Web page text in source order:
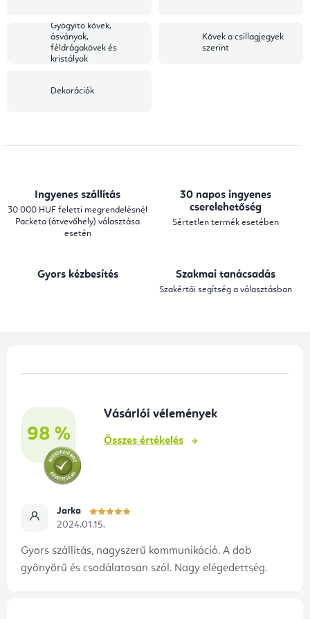
Gyógyító kövek,
ásványok,
féldrágakövek és
kristályok
Kövek a csillagjegyek
szerint
Dekorációk
Ingyenes szállítás
30 000 HUF feletti megrendelésnél
Packeta (átvevőhely) választása
esetén
30 napos ingyenes
cserelehetőség
Sértetlen termék esetében
Gyors kézbesítés Szakmai tanácsadás
Szakértői segítség a választásban
98 %
Vásárlói vélemények
Összes értékelés
Jarka
2024.01.15.
Gyors szállítás, nagyszerű kommunikáció. A dob
gyönyörű és csodálatosan szól. Nagy elégedettség.